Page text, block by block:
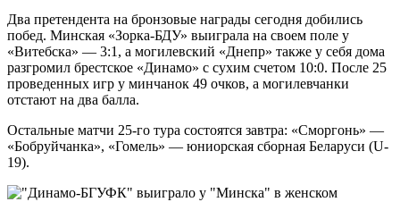
Два претендента на бронзовые награды сегодня добились
побед. Минская «Зорка-БДУ» выиграла на своем поле у
«Витебска» — 3:1, а могилевский «Днепр» также у себя дома
разгромил брестское «Динамо» с сухим счетом 10:0. После 25
проведенных игр у минчанок 49 очков, а могилевчанки
отстают на два балла.
Остальные матчи 25-го тура состоятся завтра: «Сморгонь» —
«Бобруйчанка», «Гомель» — юниорская сборная Беларуси (U-
19).